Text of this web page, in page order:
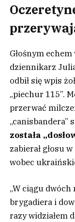
Głośnym
dziennikarz
odbił się wpis
„piechur 115”.
przerwać
„canisbandera”
została
zabierał głosu
wobec
„W ciągu
brygadiera i
razy widziałem